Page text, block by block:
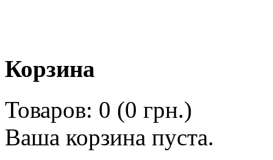
Корзина
Товаров: 0 (0 грн.)
Ваша корзина пуста.